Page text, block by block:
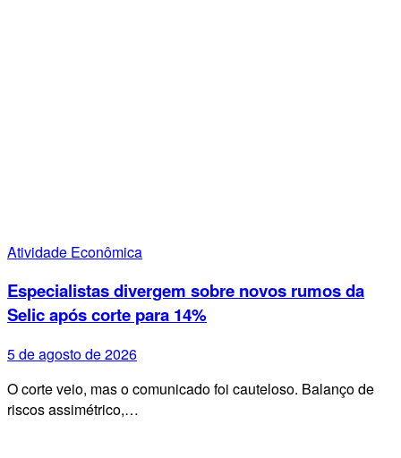
Atividade Econômica
Especialistas divergem sobre novos rumos da
Selic após corte para 14%
5 de agosto de 2026
O corte veio, mas o comunicado foi cauteloso. Balanço de
riscos assimétrico,…